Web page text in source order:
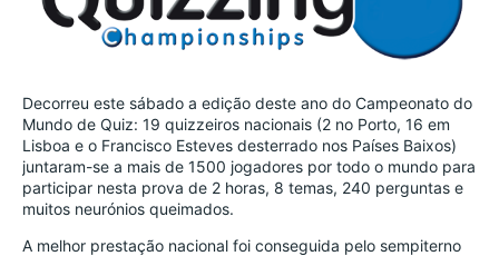
Decorreu este sábado a edição deste ano do Campeonato do
Mundo de Quiz: 19 quizzeiros nacionais (2 no Porto, 16 em
Lisboa e o Francisco Esteves desterrado nos Países Baixos)
juntaram-se a mais de 1500 jogadores por todo o mundo para
participar nesta prova de 2 horas, 8 temas, 240 perguntas e
muitos neurónios queimados.